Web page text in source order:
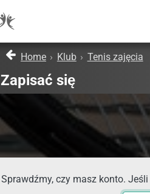
Home › Klub › Tenis zajęcia
Zapisać się
Sprawdźmy, czy masz konto.